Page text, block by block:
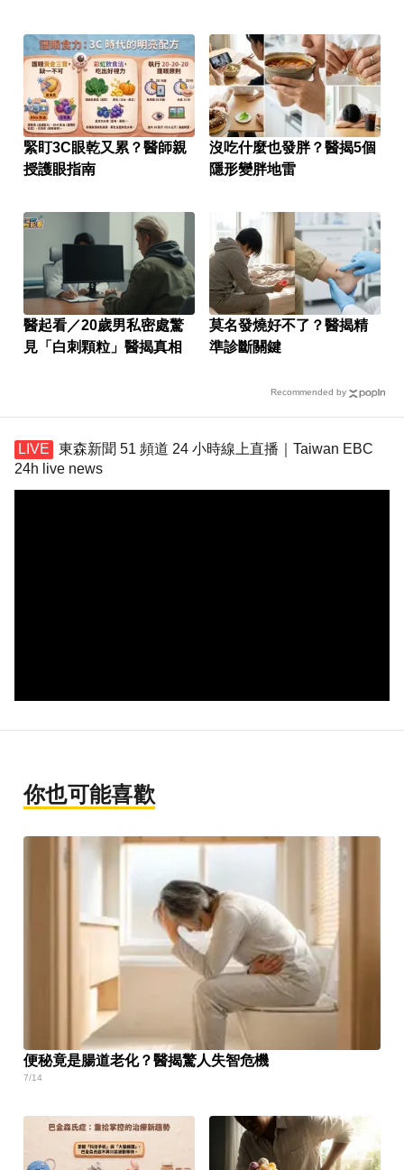
緊盯3C眼乾又累？醫師親
授護眼指南
沒吃什麼也發胖？醫揭5個
隱形變胖地雷
醫起看／20歲男私密處驚
見「白刺顆粒」醫揭真相
莫名發燒好不了？醫揭精
準診斷關鍵
Recommended by
東森新聞 51 頻道 24 小時線上直播｜Taiwan EBC
24h live news
你也可能喜歡
便秘竟是腸道老化？醫揭驚人失智危機
7/14